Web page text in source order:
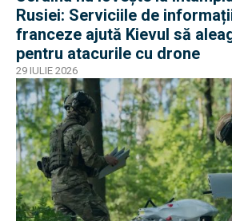
Rusiei: Serviciile de
franceze ajută Kievul să
pentru atacurile cu drone
29 IULIE 2026